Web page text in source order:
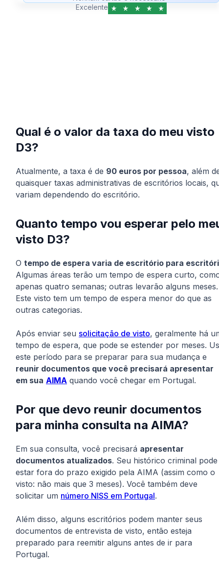
Excelente
Qual é o valor da taxa do meu visto
D3?
Atualmente, a taxa é de 90 euros por pessoa, além
quaisquer taxas administrativas de escritórios locais,
variam dependendo do escritório.
Quanto tempo vou esperar pelo
visto D3?
O tempo de espera varia de escritório para
Algumas áreas terão um tempo de espera curto,
apenas quatro semanas; outras levarão alguns meses.
Este visto tem um tempo de espera menor do que as
outras categorias.
Após enviar seu solicitação de visto, geralmente há
tempo de espera, que pode se estender por meses.
este período para se preparar para sua mudança e
reunir documentos que você precisará apresentar
em sua AIMA quando você chegar em Portugal.
Por que devo reunir documentos
para minha consulta na AIMA?
Em sua consulta, você precisará apresentar
documentos atualizados. Seu histórico criminal pode
estar fora do prazo exigido pela AIMA (assim como o
visto: não mais que 3 meses). Você também deve
solicitar um número NISS em Portugal.
Além disso, alguns escritórios podem manter seus
documentos de entrevista de visto, então esteja
preparado para reemitir alguns antes de ir para
Portugal.